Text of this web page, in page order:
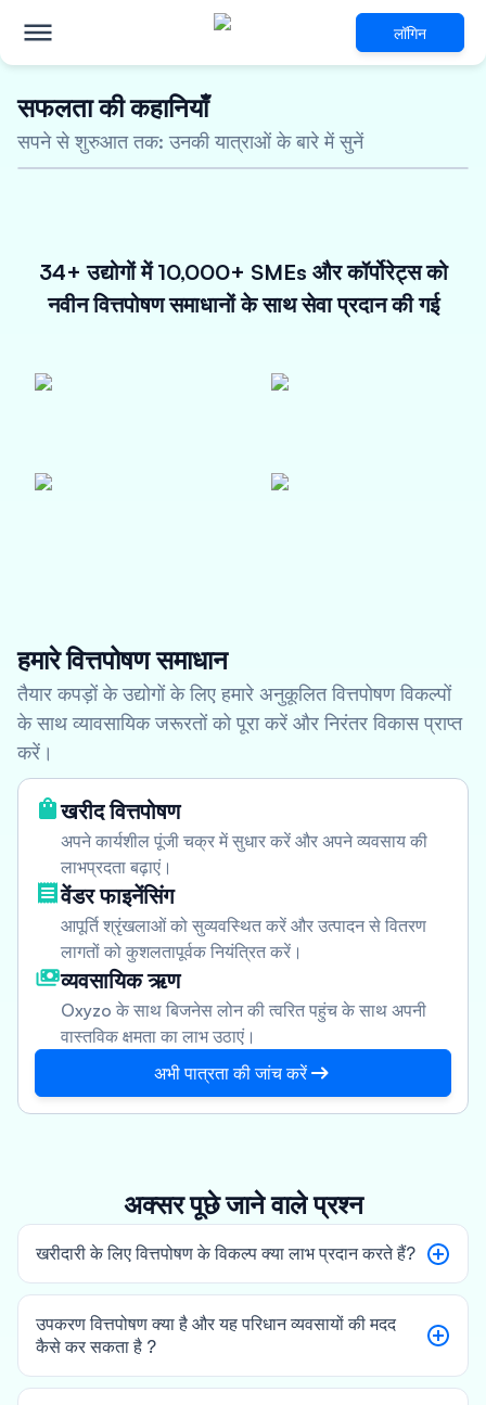
लॉगिन
तैयार परिधान उद्योग के लिए अभिनव
वित्तपोषण समाधान
48 घंटों के भीतर मंजूरी
अभी पात्रता की जांच करें
सफलता की कहानियाँ
सपने से शुरुआत तक: उनकी यात्राओं के बारे में सुनें
34+ उद्योगों में 10,000+ SMEs और कॉर्पोरेट्स को
नवीन वित्तपोषण समाधानों के साथ सेवा प्रदान की गई
हमारे वित्तपोषण समाधान
तैयार कपड़ों के उद्योगों के लिए हमारे अनुकूलित वित्तपोषण विकल्पों
के साथ व्यावसायिक जरूरतों को पूरा करें और निरंतर विकास प्राप्त
करें।
खरीद वित्तपोषण
अपने कार्यशील पूंजी चक्र में सुधार करें और अपने व्यवसाय की
लाभप्रदता बढ़ाएं।
वेंडर फाइनेंसिंग
आपूर्ति श्रृंखलाओं को सुव्यवस्थित करें और उत्पादन से वितरण
लागतों को कुशलतापूर्वक नियंत्रित करें।
व्यवसायिक ऋण
Oxyzo के साथ बिजनेस लोन की त्वरित पहुंच के साथ अपनी
वास्तविक क्षमता का लाभ उठाएं।
अभी पात्रता की जांच करें
अक्सर पूछे जाने वाले प्रश्न
खरीदारी के लिए वित्तपोषण के विकल्प क्या लाभ प्रदान करते हैं?
उपकरण वित्तपोषण क्या है और यह परिधान व्यवसायों की मदद
कैसे कर सकता है ?